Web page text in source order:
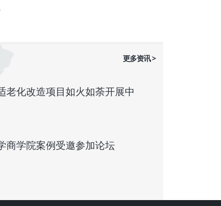
更多资讯 >
老化改造项目如火如荼开展中
商学院案例受邀参加论坛